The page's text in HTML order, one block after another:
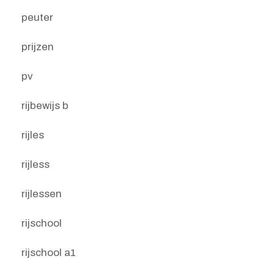
peuter
prijzen
pv
rijbewijs b
rijles
rijless
rijlessen
rijschool
rijschool a1